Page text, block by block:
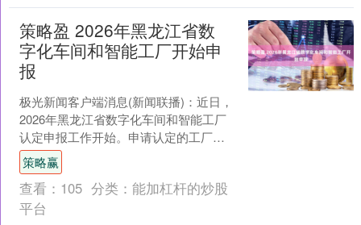
策略盈 2026年黑龙江省数
字化车间和智能工厂开始申
报
极光新闻客户端消息(新闻联播)：近日，
2026年黑龙江省数字化车间和智能工厂
认定申报工作开始。申请认定的工厂、
车间应具备研发设计高度数字化、生产
制造高度智能化等....
策略赢
查看： 105 分类： 能加杠杆的炒股
平台